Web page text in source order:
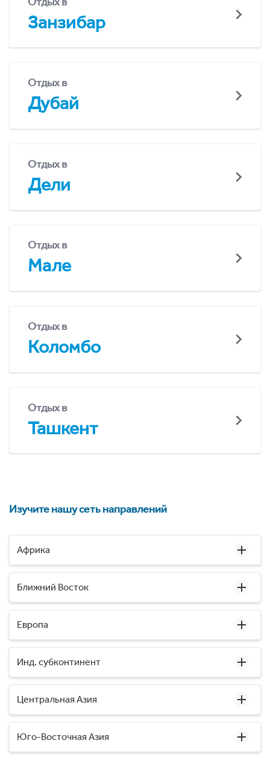
Занзибар
Отдых в
Дубай
Отдых в
Дели
Отдых в
Мале
Отдых в
Коломбо
Отдых в
Ташкент
Изучите нашу сеть направлений
Африка
Ближний Восток
Европа
Инд. субконтинент
Центральная Азия
Юго-Восточная Азия